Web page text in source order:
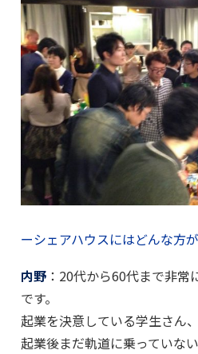
ーシェアハウスにはどんな方
内野 ：20代から60代まで非
です。
起業を決意している学生さん
起業後まだ軌道に乗っていな